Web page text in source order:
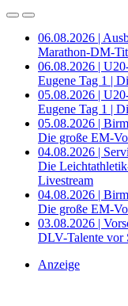
06.08.2026 |
Marathon-DM-
06.08.2026 |
Eugene Tag 1 |
05.08.2026 |
Eugene Tag 1 |
05.08.2026 |
Die große EM-
04.08.2026 |
Die
Livestream
04.08.2026 |
Die große EM-
03.08.2026 |
DLV-Talente vor
Anzeige